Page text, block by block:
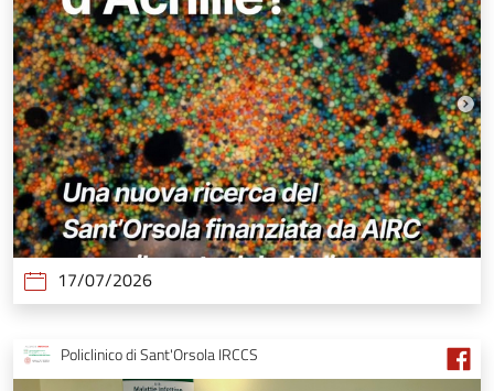
17/07/2026
Policlinico di Sant'Orsola IRCCS